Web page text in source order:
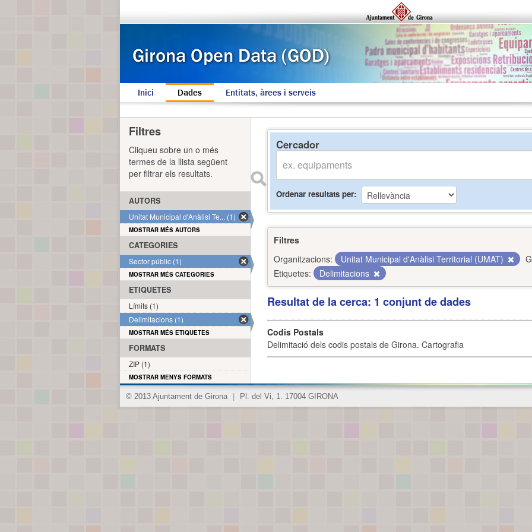
Inici Dades Entitats, àrees i serveis
Cercador
Ordenar resultats per
Filtres
Organitzacions:
Unitat Municipal d'Anàlisi Territorial (UMAT)
Etiquetes:
Delimitacions
Resultat de la cerca: 1 conjunt de dades
Codis Postals
Delimitació dels codis postals de Girona. Cartografia
Filtres
Cliqueu sobre un o més
termes de la llista següent
per filtrar els resultats.
AUTORS
Unitat Municipal d'Anàlisi Te... (1)
MOSTRAR MÉS AUTORS
CATEGORIES
Sector públic (1)
MOSTRAR MÉS CATEGORIES
ETIQUETES
Límits (1)
Delimitacions (1)
MOSTRAR MÉS ETIQUETES
FORMATS
ZIP (1)
MOSTRAR MENYS FORMATS
© 2013 Ajuntament de Girona Pl. del Vi, 1. 17004 GIRONA